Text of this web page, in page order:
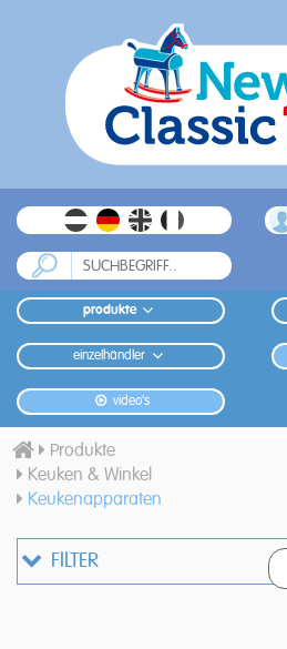
produkte
einzelhändler
video's
Produkte
Keuken & Winkel
Keukenapparaten
FILTER